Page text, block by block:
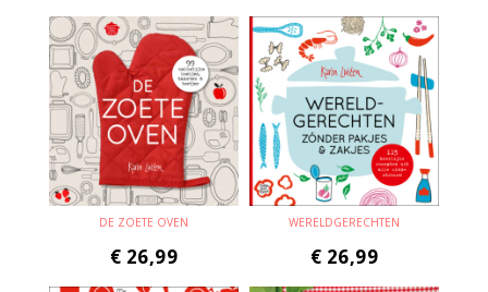
DE ZOETE OVEN
€ 26,99
WERELDGERECHTEN
€ 26,99